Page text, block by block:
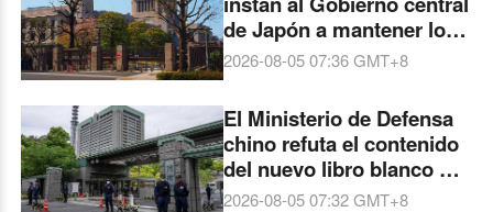
de Japón a mantener los
Tres Principios No
2026-08-05 07:36GMT+8
El Ministerio de Defensa
chino refuta el contenido
del nuevo libro blanco de
defensa japonés
2026-08-05 07:32GMT+8